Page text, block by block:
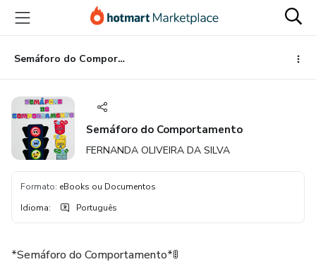
para
conteúdo
principal
para
pagamento
para
rodapé
Semáforo do Comportamento
Semáforo do Comportamento
FERNANDA OLIVEIRA DA SILVA
Formato: eBooks ou Documentos
Idioma: Português
*Semáforo do Comportamento*🚦